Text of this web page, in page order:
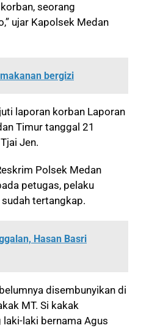
seorang
ujar Kapolsek Medan
bergizi
laporan korban Laporan
Timur tanggal 21
Jen.
Polsek Medan
petugas, pelaku
tertangkap.
Hasan Basri
disembunyikan di
MT. Si kakak
laki bernama Agus